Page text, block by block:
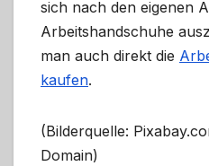
sich nach den eigenen
Arbeitshandschuhe
man auch direkt die
kaufen.
(Bilderquelle:
Domain)